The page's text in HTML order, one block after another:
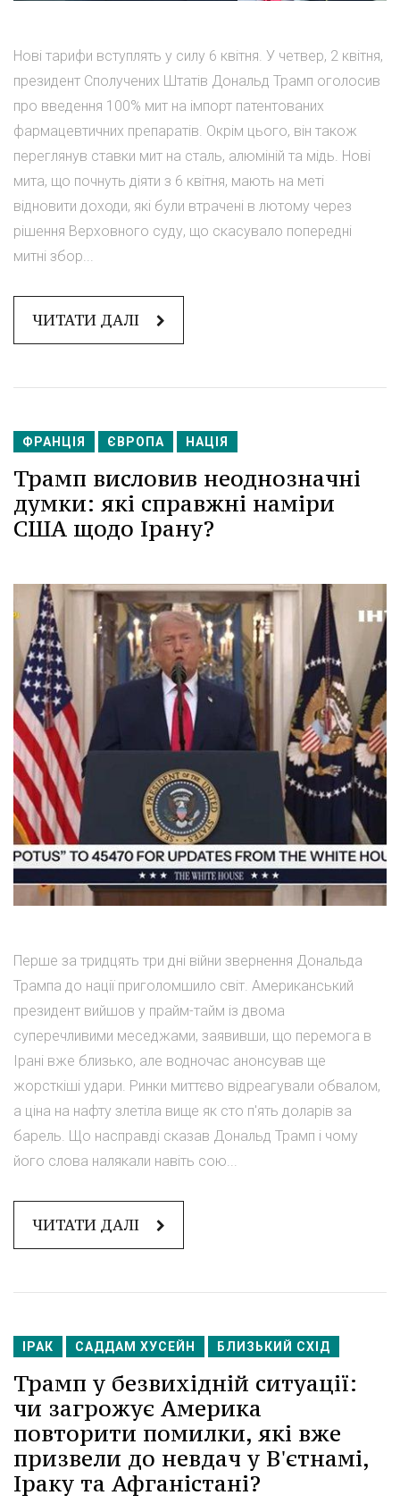
Нові тарифи вступлять у силу 6 квітня. У четвер, 2 квітня,
президент Сполучених Штатів Дональд Трамп оголосив
про введення 100% мит на імпорт патентованих
фармацевтичних препаратів. Окрім цього, він також
переглянув ставки мит на сталь, алюміній та мідь. Нові
мита, що почнуть діяти з 6 квітня, мають на меті
відновити доходи, які були втрачені в лютому через
рішення Верховного суду, що скасувало попередні
митні збор...
ЧИТАТИ ДАЛІ
ФРАНЦІЯ ЄВРОПА НАЦІЯ
Трамп висловив неоднозначні
думки: які справжні наміри
США щодо Ірану?
Перше за тридцять три дні війни звернення Дональда
Трампа до нації приголомшило світ. Американський
президент вийшов у прайм-тайм із двома
суперечливими меседжами, заявивши, що перемога в
Ірані вже близько, але водночас анонсував ще
жорсткіші удари. Ринки миттєво відреагували обвалом,
а ціна на нафту злетіла вище як сто п'ять доларів за
барель. Що насправді сказав Дональд Трамп і чому
його слова налякали навіть сою...
ЧИТАТИ ДАЛІ
ІРАК САДДАМ ХУСЕЙН БЛИЗЬКИЙ СХІД
Трамп у безвихідній ситуації:
чи загрожує Америка
повторити помилки, які вже
призвели до невдач у В'єтнамі,
Іраку та Афганістані?